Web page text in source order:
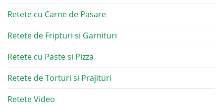
Retete cu Carne de Pasare
Retete de Fripturi si Garnituri
Retete cu Paste si Pizza
Retete de Torturi si Prajituri
Retete Video